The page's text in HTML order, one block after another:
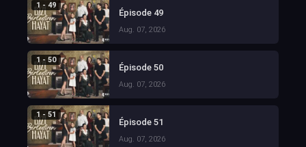
1 - 49
Épisode 49
Aug. 07, 2026
1 - 50
Épisode 50
Aug. 07, 2026
1 - 51
Épisode 51
Aug. 07, 2026